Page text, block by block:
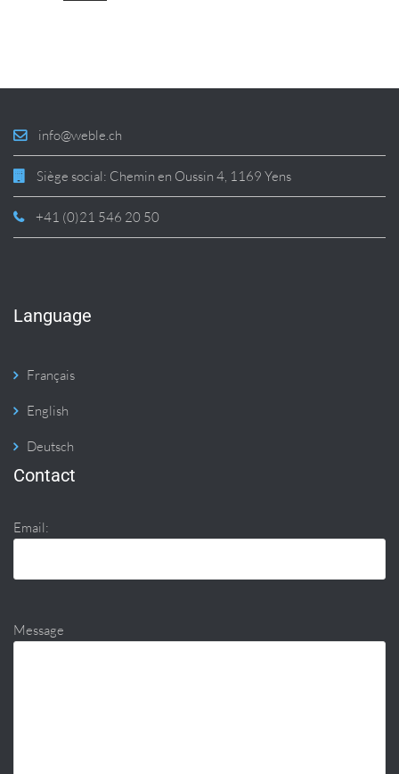
info@weble.ch
Siège social: Chemin en Oussin 4, 1169 Yens
+41 (0)21 546 20 50
Language
Français
English
Deutsch
Contact
Email:
Message